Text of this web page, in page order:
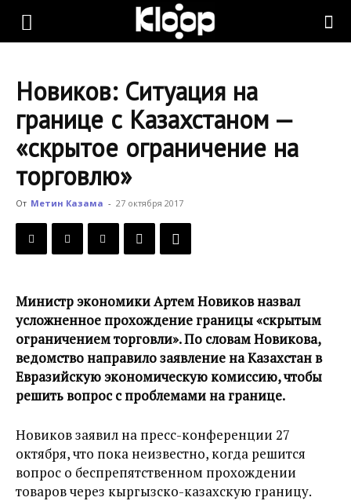
KLOOP.KG
Новости
Кыргызстана
Новиков: Ситуация на
границе с Казахстаном —
«скрытое ограничение на
торговлю»
От Метин Казама - 27 октября 2017
Министр экономики Артем Новиков назвал
усложненное прохождение границы «скрытым
ограничением торговли». По словам Новикова,
ведомство направило заявление на Казахстан в
Евразийскую экономическую комиссию, чтобы
решить вопрос с проблемами на границе.
Новиков заявил на пресс-конференции 27
октября, что пока неизвестно, когда решится
вопрос о беспрепятственном прохождении
товаров через кыргызско-казахскую границу.